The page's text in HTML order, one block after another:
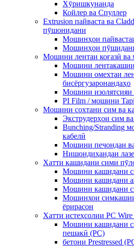
Хӯришкунанда
Койлер ва Спуллер
Extrusion пайваста ва
пӯшонидани
Мошинҳои
Мошинҳои
Мошини лентаи коғазӣ ва
Мошини лентакашии
Мошини омехтаи
бисёргузаронандаҳо
Мошини
PI Film / мошини
Мошини сохтани сим ва
Экструдерҳои сим
Bunching/Stranding
кабелӣ
Мошини печондан
Нишондиҳандаи
Хатти кашидани сими
Мошини кашидани
Мошини кашидани
Мошини кашидани
Мошинхои
ёрирасон
Хатти истеҳсолии PC
Мошини кашидани
пешакӣ (PC)
бетони Prestressed